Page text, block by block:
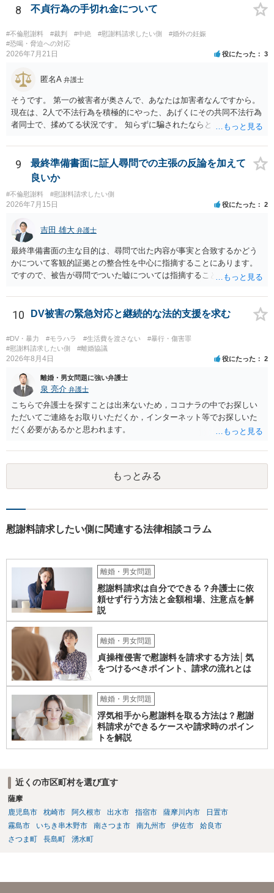
り変わらないように思います。減額で折り合えるなら本人様の交渉で
もよいように思いますが，ゼロかどうかの観点であれば，訴訟に進む
しかなくなるようにも思います。そうしますと，お近くの弁護士に相
談して進めることを検討した方がよいようにも思います。
すめします。
8 不貞行為の手切れ金について
#不倫慰謝料 #裁判 #中絶 #慰謝料請求したい側
#婚外の妊娠
#恐喝・脅迫への対応
2026年7月21日 役にたった 3
匿名A 弁護士
そうです。 第一の被害者が奥さんで、あなたは加害者なんですから。
現在は、2人で不法行為を積極的にやった、あげくにその共同不法行為
者同士で、揉めてる状況です。 知らずに騙されたならともか
というだけですから。
9
最終準備書面に証人尋問での主張の反論を加えて
良いか
#不倫慰謝料 #慰謝料請求したい側
2026年7月15日 役にたった 2
吉田 雄大 弁護士
最終準備書面の主な目的は、尋問で出た内容が事実と合致するかどう
かについて客観的証拠との整合性を中心に指摘することにあります。
ですので、被告が尋問でついた嘘については指摘することが大切で
事実でないとの指摘をすることも必要です。 これらの点について最終
準備書面で的確な指摘ができれば裁判所の理解も深まると思います
が、和解のときに裁判所から開示された金額からさらに判決金額が増
えるかどうかは、裁判官の個性に依る点が大きいので、何ともいえま
せん。
10 DV被害の緊急対応と継続的な法的支援を求む
#DV・暴力 #モラハラ #生活費を渡さない
#暴行・傷害罪
#慰謝料請求したい側
#離婚協議
2026年8月4日 役にたった 2
離婚・男女問題に強い弁護士
泉 亮介 弁護士
こちらで弁護士を探すことは出来ないため，ココナラの中でお探しい
ただいてご連絡をお取りいただくか，インターネット等でお探しいた
だく必要があるかと思われます。
もっとみる
慰謝料請求したい側に関連する法律相談コラム
離婚・男女問題
慰謝料請求は自分でできる？弁護士に依
頼せず行う方法と金額相場、注意点を解
説
離婚・男女問題
貞操権侵害で慰謝料を請求する方法│気
をつけるべきポイント、請求の流れとは
離婚・男女問題
浮気相手から慰謝料を取る方法は？慰謝
料請求ができるケースや請求時のポイン
トを解説
近くの市区町村を選び直す
薩摩
鹿児島市
枕崎市 阿久根市 出水市 指宿市 薩摩川内市
日置市
霧島市
いちき串木野市 南さつま市 南九州市 伊佐市
姶良市
さつま町
長島町 湧水町